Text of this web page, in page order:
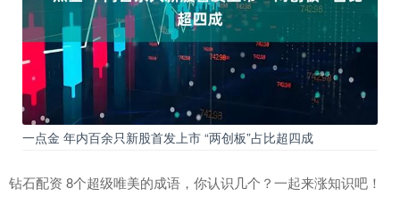
一点金 年内百余只新股首发上市 “两创板”占比超四成
钻石配资 8个超级唯美的成语，你认识几个？一起来涨知识吧！